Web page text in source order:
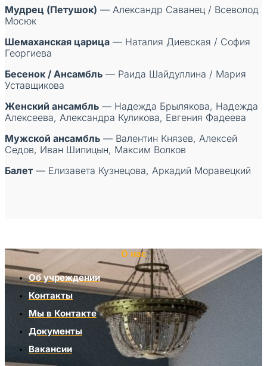
Мудрец (Петушок) — Александр Саванец / Всеволод
Мосюк
Шемаханская царица — Наталия Диевская / София
Георгиева
Бесенок / Ансамбль — Раида Шайдуллина / Мария
Уставщикова
Женский ансамбль — Надежда Брылякова, Надежда
Алексеева, Александра Куликова, Евгения Фадеева
Мужской ансамбль — Валентин Князев, Алексей
Седов, Иван Шипицын, Максим Волков
Балет — Елизавета Кузнецова, Аркадий Моравецкий
О нас
Об учреждении
Контакты
Мы в Контакте
Документы
Вакансии